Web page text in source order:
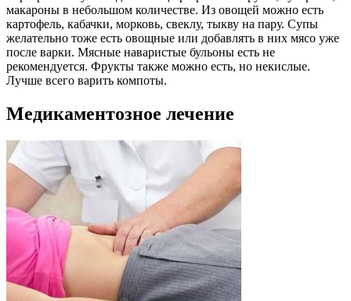
макароны в небольшом количестве. Из овощей можно есть
картофель, кабачки, морковь, свеклу, тыкву на пару. Супы
желательно тоже есть овощные или добавлять в них мясо уже
после варки. Мясные наваристые бульоны есть не
рекомендуется. Фрукты также можно есть, но некислые.
Лучше всего варить компоты.
Медикаментозное лечение